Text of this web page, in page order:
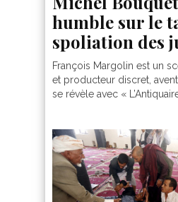
humble sur le
spoliation des
François Margolin est un
et producteur discret,
se révèle avec « L’Antiquaire